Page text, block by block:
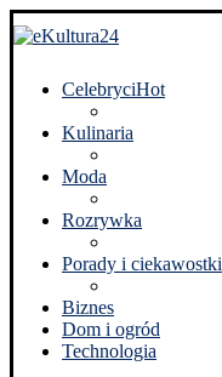
CelebryciHot
Kulinaria
Moda
Rozrywka
Porady i ciekawostki
Biznes
Dom i ogród
Technologia